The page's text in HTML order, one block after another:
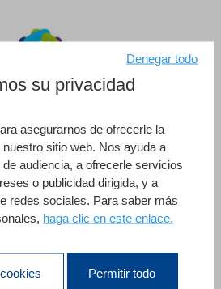
de anestesiólogos y
organización acreditada por la
para la evaluación de las
en anestesia y para la
Nacionales de la FMC (para
de anestesia y
su privacidad
asegurarnos de ofrecerle la
sitio web. Nos ayuda a
audiencia, a ofrecerle servicios
o publicidad dirigida, y a
redes sociales. Para saber más
haga clic en este enlace.
Permitir todo
Denegar todo